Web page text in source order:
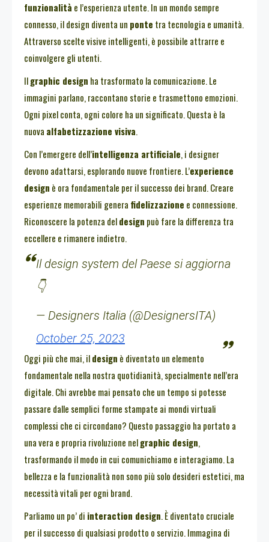
funzionalità e l’esperienza utente. In un mondo sempre
connesso, il design diventa un ponte tra tecnologia e umanità.
Attraverso scelte visive intelligenti, è possibile attrarre e
coinvolgere gli utenti.
Ilgraphic design ha trasformato la comunicazione. Le
immagini parlano, raccontano storie e trasmettono emozioni.
Ogni pixel conta, ogni colore ha un significato. Questa è la
nuova alfabetizzazione visiva.
Con l’emergere dell’intelligenza artificiale, i designer
devono adattarsi, esplorando nuove frontiere. L’experience
design è ora fondamentale per il successo dei brand. Creare
esperienze memorabili genera fidelizzazione e connessione.
Riconoscere la potenza deldesign può fare la differenza tra
eccellere e rimanere indietro.
Il design system del Paese si aggiorna
👇
— Designers Italia (@DesignersITA)
October 25, 2023
Oggi più che mai, ildesign è diventato un elemento
fondamentale nella nostra quotidianità, specialmente nell’era
digitale. Chi avrebbe mai pensato che un tempo si potesse
passare dalle semplici forme stampate ai mondi virtuali
complessi che ci circondano? Questo passaggio ha portato a
una vera e propria rivoluzione nelgraphic design,
trasformando il modo in cui comunichiamo e interagiamo. La
bellezza e la funzionalità non sono più solo desideri estetici, ma
necessità vitali per ogni brand.
Parliamo un po’ di interaction design. È diventato cruciale
per il successo di qualsiasi prodotto o servizio. Immagina di